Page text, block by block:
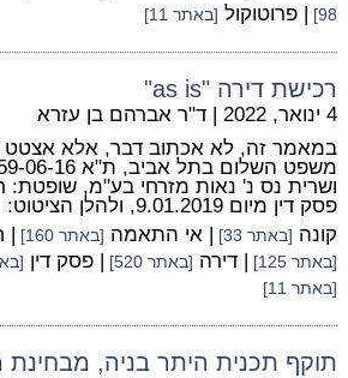
98]
| פרוטוקול [באתר 11]
רכישת דירה "as is"
4 ינואר, 2022 | ד"ר אברהם בן עזרא
במאמר זה, לא אכתוב דבר, אלא אצטט
ושרית נס נ' נאות מזרחי בע"מ, שופטת:
פסק דין מיום 9.01.2019, ולהלן הציטוט:
קונה [באתר 33] | אי התאמה [באתר 160] |
[באתר 125] | דירה [באתר 520] | פסק דין
[באתר 11]
תוקף תכנית היתר בניה, מבחינת